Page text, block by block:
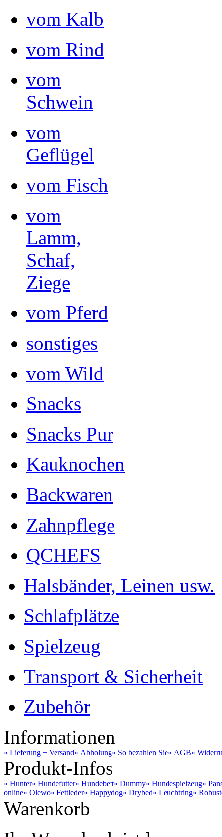
vom Kalb
vom Rind
vom
Schwein
vom
Geflügel
vom Fisch
vom
Lamm,
Schaf,
Ziege
vom Pferd
sonstiges
vom Wild
Snacks
Snacks Pur
Kauknochen
Backwaren
Zahnpflege
QCHEFS
Halsbänder, Leinen usw.
Schlafplätze
Spielzeug
Transport & Sicherheit
Zubehör
Informationen
» Lieferung + Versand» Abholung» So bezahlen Sie» AGB»
Produkt-Infos
» Hunter» Hundefutter» Hundebett» Dummy» Hundespielzeug»
online» Olewo» Fettleder» Happydog» Drybed» Leuchtring»
Warenkorb